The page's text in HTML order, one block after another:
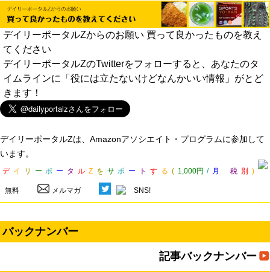
デイリーポータルZからのお願い 買って良かったものを教え
てください
デイリーポータルZのTwitterをフォローすると、あなたのタ
イムラインに「役には立たないけどなんかいい情報」がとど
きます！
デイリーポータルZは、Amazonアソシエイト・プログラムに参加して
います。
デ イ リ ー ポ ー タ ル Z を サ ポ ー ト す る ( 1,000円 / 月 税 別 )
無料 メルマガ SNS!
バックナンバー
記事バックナンバー